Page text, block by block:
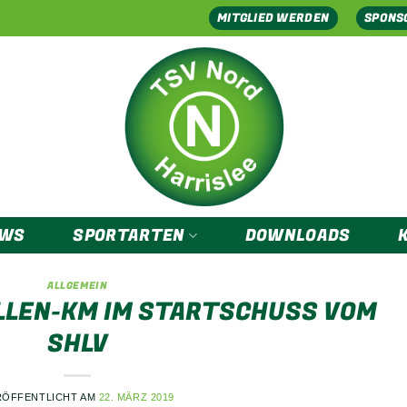
MITGLIED WERDEN
SPORTARTEN DOWNLOADS
ALLGEMEIN
KM IM STARTSCHUSS VOM
SHLV
AM 22. MÄRZ 2019